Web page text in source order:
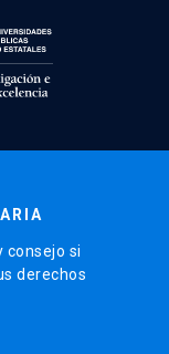
consejo si
derechos